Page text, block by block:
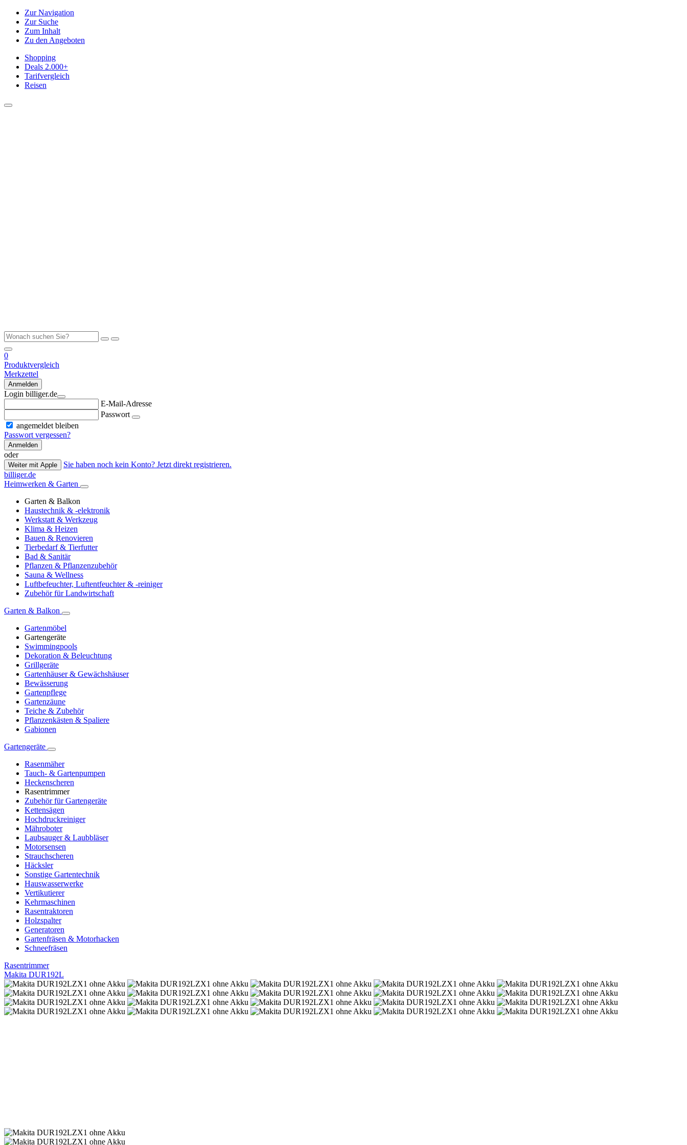
Zur Navigation
Zur Suche
Zum Inhalt
Zu den Angeboten
Shopping
Deals 2.000+
Tarifvergleich
Reisen
0
Produktvergleich
Merkzettel
Anmelden
Login billiger.de
E-Mail-Adresse
Passwort
angemeldet bleiben
Passwort vergessen?
Anmelden
oder
Weiter mit Apple
Sie haben noch kein Konto? Jetzt direkt registrieren.
billiger.de
Heimwerken & Garten
Garten & Balkon
Haustechnik & -elektronik
Werkstatt & Werkzeug
Klima & Heizen
Bauen & Renovieren
Tierbedarf & Tierfutter
Bad & Sanitär
Pflanzen & Pflanzenzubehör
Sauna & Wellness
Luftbefeuchter, Luftentfeuchter & -reiniger
Zubehör für Landwirtschaft
Garten & Balkon
Gartenmöbel
Gartengeräte
Swimmingpools
Dekoration & Beleuchtung
Grillgeräte
Gartenhäuser & Gewächshäuser
Bewässerung
Gartenpflege
Gartenzäune
Teiche & Zubehör
Pflanzenkästen & Spaliere
Gabionen
Gartengeräte
Rasenmäher
Tauch- & Gartenpumpen
Heckenscheren
Rasentrimmer
Zubehör für Gartengeräte
Kettensägen
Hochdruckreiniger
Mähroboter
Laubsauger & Laubbläser
Motorsensen
Strauchscheren
Häcksler
Sonstige Gartentechnik
Hauswasserwerke
Vertikutierer
Kehrmaschinen
Rasentraktoren
Holzspalter
Generatoren
Gartenfräsen & Motorhacken
Schneefräsen
Rasentrimmer
Makita DUR192L